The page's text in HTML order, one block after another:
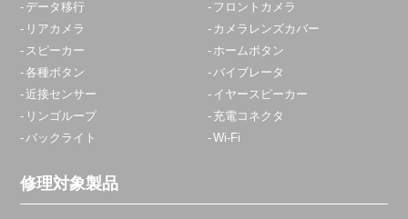
データ移行
フロントカメラ
リアカメラ
カメラレンズカバー
スピーカー
ホームボタン
各種ボタン
バイブレータ
近接センサー
イヤースピーカー
リンゴループ
充電コネクタ
バックライト
Wi-Fi
修理対象製品